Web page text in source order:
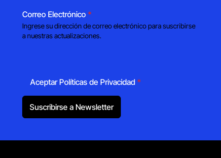
Correo Electrónico *
Ingrese su dirección de correo electrónico para suscribirse
a nuestras actualizaciones.
Aceptar Políticas de Privacidad *
Suscribirse a Newsletter